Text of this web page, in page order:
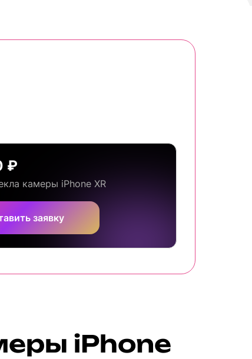
₽
камеры iPhone XR
заявку
iPhone